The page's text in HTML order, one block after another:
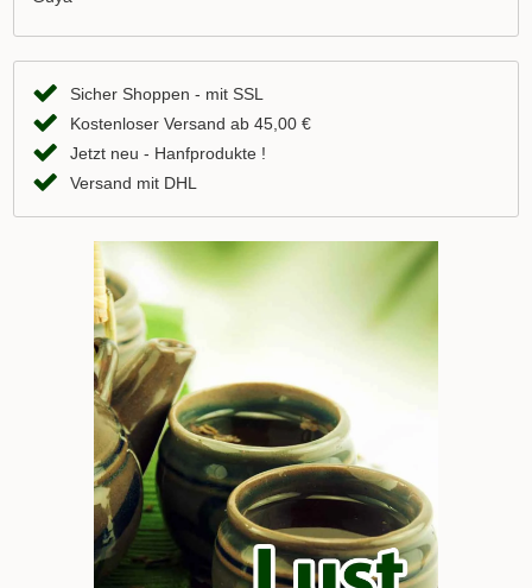
Sicher Shoppen - mit SSL
Kostenloser Versand ab 45,00 €
Jetzt neu - Hanfprodukte !
Versand mit DHL